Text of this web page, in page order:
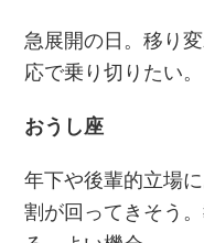
急展開の日。移り
応で乗り切りたい。
おうし座
年下や後輩的立場
割が回ってきそう